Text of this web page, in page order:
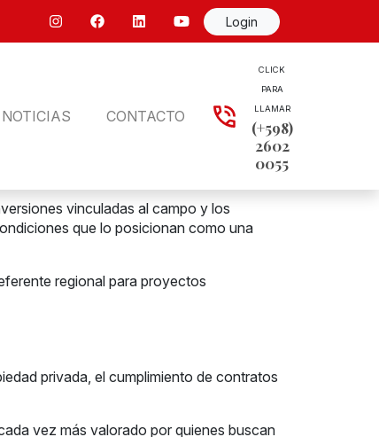
Login
NOTICIAS CONTACTO
CLICK
PARA
LLAMAR
(+598)
2602
0055
vinculadas al campo y los
que lo posicionan como una
regional para proyectos
privada, el cumplimiento de contratos
vez más valorado por quienes buscan